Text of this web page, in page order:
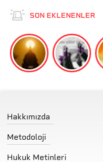
SON EKLENENLER
Hakkımızda
Metodoloji
Hukuk Metinleri